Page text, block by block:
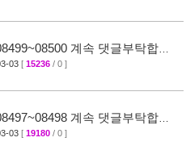
계속 댓글부탁합니
03 [ 15236 / 0 ]
계속 댓글부탁합니
03 [ 19180 / 0 ]